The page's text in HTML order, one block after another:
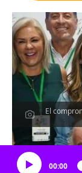
El
00:00